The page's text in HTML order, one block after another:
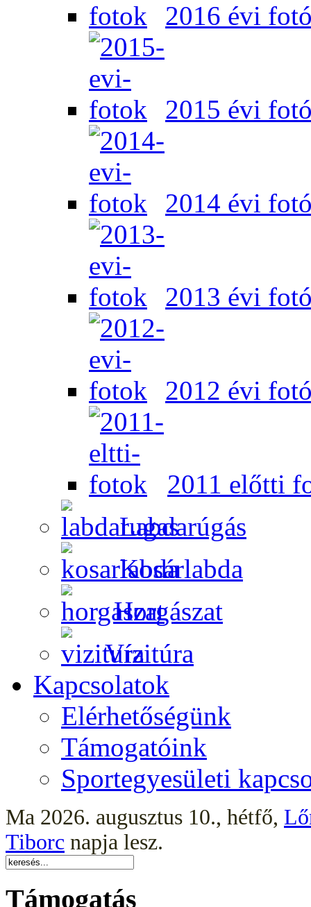
2016 évi
2015 évi
2014 évi
2013 évi
2012 évi
2011 előtti
Labdarúgás
Kosárlabda
Horgászat
Vízitúra
Kapcsolatok
Elérhetőségünk
Támogatóink
Sportegyesületi
Ma 2026. augusztus 10., hétfő,
Tiborc napja lesz.
Támogatás